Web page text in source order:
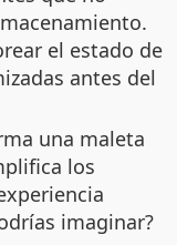
el estado de
antes del
una maleta
los
imaginar?